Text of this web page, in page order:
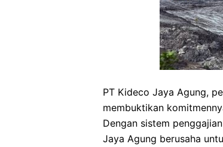
PT Kideco Jaya Agung,
membuktikan
Dengan sistem
Jaya Agung berusaha